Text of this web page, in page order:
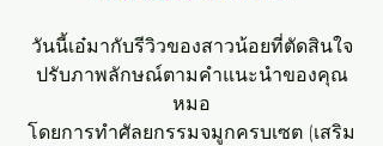
วันนี้เอ๋มากับรีวิวของสาวน้อยที่ตัดสินใจ
ปรับภาพลักษณ์ตามคำแนะนำของคุณ
หมอ
โดยการทำศัลยกรรมจมูกครบเซต (เสริม